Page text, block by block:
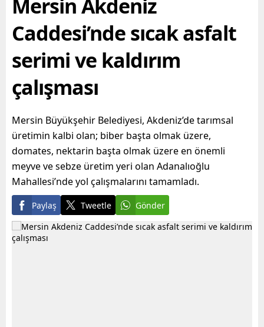
alabilmesine destek
Büyükşehir...
yapının...
Mersin Akdeniz
Caddesi’nde sıcak asfalt
serimi ve kaldırım
çalışması
Mersin Büyükşehir Belediyesi, Akdeniz’de tarımsal
üretimin kalbi olan; biber başta olmak üzere,
domates, nektarin başta olmak üzere en önemli
meyve ve sebze üretim yeri olan Adanalıoğlu
Mahallesi’nde yol çalışmalarını tamamladı.
Paylaş Tweetle Gönder